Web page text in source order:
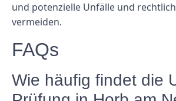
und potenzielle Unfälle und
vermeiden.
FAQs
Wie häufig findet die